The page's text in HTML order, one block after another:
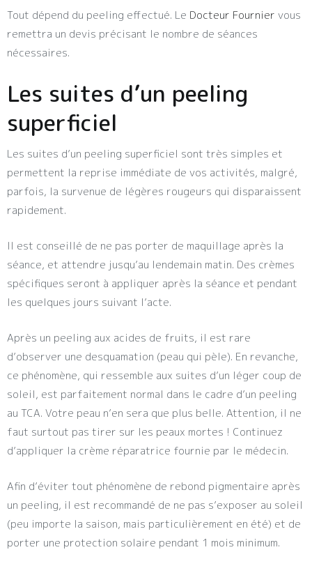
Tout dépend du peeling effectué. Le Docteur Fournier vous
remettra un devis précisant le nombre de séances
nécessaires.
Les suites d’un peeling
superficiel
Les suites d’un peeling superficiel sont très simples et
permettent la reprise immédiate de vos activités, malgré,
parfois, la survenue de légères rougeurs qui disparaissent
rapidement.
Il est conseillé de ne pas porter de maquillage après la
séance, et attendre jusqu’au lendemain matin. Des crèmes
spécifiques seront à appliquer après la séance et pendant
les quelques jours suivant l’acte.
Après un peeling aux acides de fruits, il est rare
d’observer une desquamation (peau qui pèle). En revanche,
ce phénomène, qui ressemble aux suites d’un léger coup de
soleil, est parfaitement normal dans le cadre d’un peeling
au TCA. Votre peau n’en sera que plus belle. Attention, il ne
faut surtout pas tirer sur les peaux mortes ! Continuez
d’appliquer la crème réparatrice fournie par le médecin.
Afin d’éviter tout phénomène de rebond pigmentaire après
un peeling, il est recommandé de ne pas s’exposer au soleil
(peu importe la saison, mais particulièrement en été) et de
porter une protection solaire pendant 1 mois minimum.